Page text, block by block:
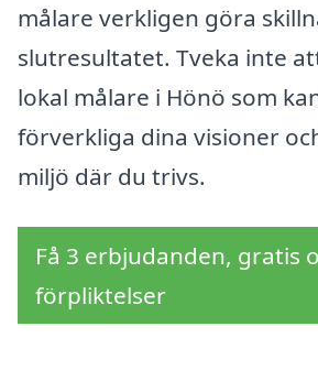
målare verkligen göra
slutresultatet. Tveka inte
lokal målare i Hönö som
förverkliga dina visioner
miljö där du trivs.
Få 3 erbjudanden, gratis
förpliktelser